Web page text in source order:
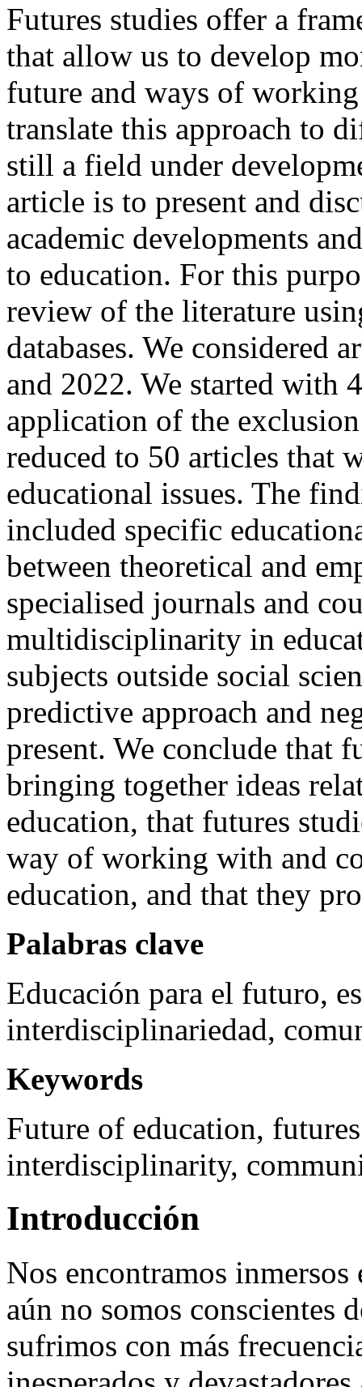
Futures studies offer a
that allow us to develop
future and ways of
translate this approach to
still a field under
article is to present and
academic developments
to education. For this
review of the literature
databases. We considered
and 2022. We started with
application of the
reduced to 50 articles that
educational issues. The
included specific
between theoretical and
specialised journals and
multidisciplinarity in
subjects outside social
predictive approach and
present. We conclude that
bringing together ideas
education, that futures
way of working with and
education, and that they
Palabras clave
Educación para el futuro,
interdisciplinariedad,
Keywords
Future of education,
interdisciplinarity,
Introducción
Nos encontramos
aún no somos conscientes
sufrimos con más